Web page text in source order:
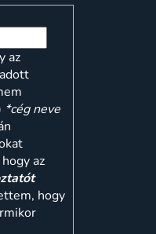
az
*cég neve
az
hogy